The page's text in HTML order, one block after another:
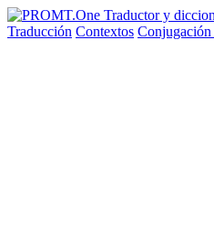
Traducción Contextos Conjugación